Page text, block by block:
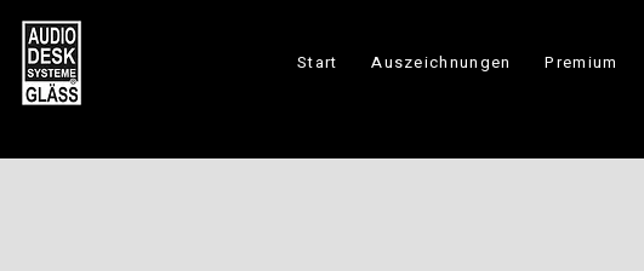
Start Auszeichnungen Premium